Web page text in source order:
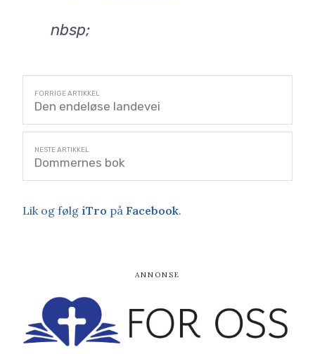
nbsp;
Den endeløse landevei
Dommernes bok
Lik og følg iTro på Facebook.